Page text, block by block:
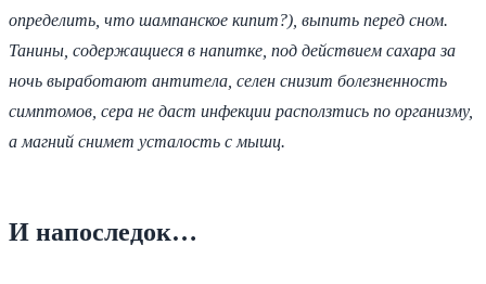
определить, что шампанское кипит?), выпить перед сном.
Танины, содержащиеся в напитке, под действием сахара за
ночь выработают антитела, селен снизит болезненность
симптомов, сера не даст инфекции расползтись по организму,
а магний снимет усталость с мышц.
И напоследок…